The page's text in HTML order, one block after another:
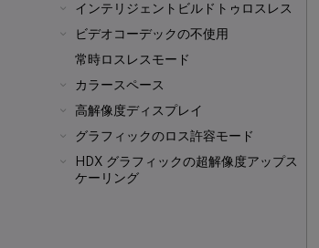
インテリジェントビルドトゥロスレス
ビデオコーデックの不使用
常時ロスレスモード
カラースペース
高解像度ディスプレイ
グラフィックのロス許容モード
HDX グラフィックの超解像度アップス
ケーリング